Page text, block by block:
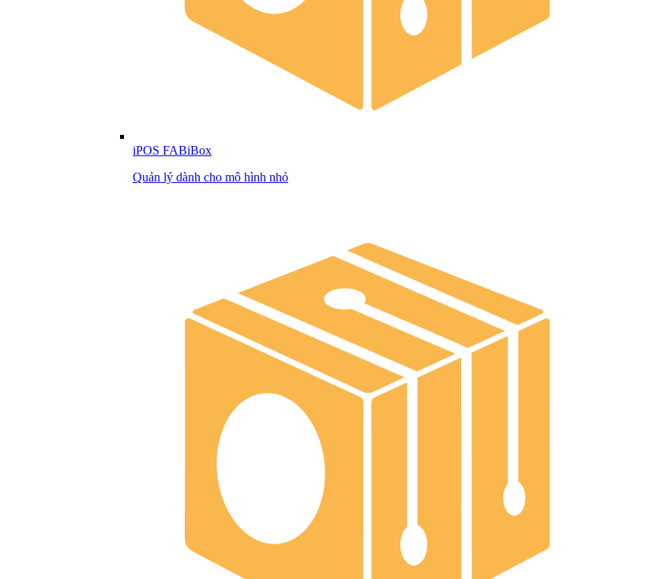
iPOS FABiBox
Quản lý dành cho mô hình nhỏ